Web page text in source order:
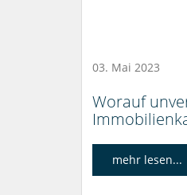
03. Mai 2023
Worauf
mehr lesen...